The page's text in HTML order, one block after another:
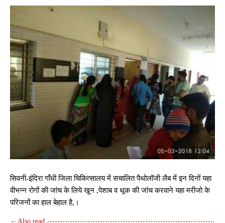
सिवनी-इंदिरा गाँधी जिला चिकित्सालय में सचालित पैथोलॉजी लैब में इन दिनों यहा
वीभन्न रोगों की जांच के लिये खून ,पेशाब व थूक की जांच करवाने यहा मरीजो के
परिजनों का हाल बेहाल है,।